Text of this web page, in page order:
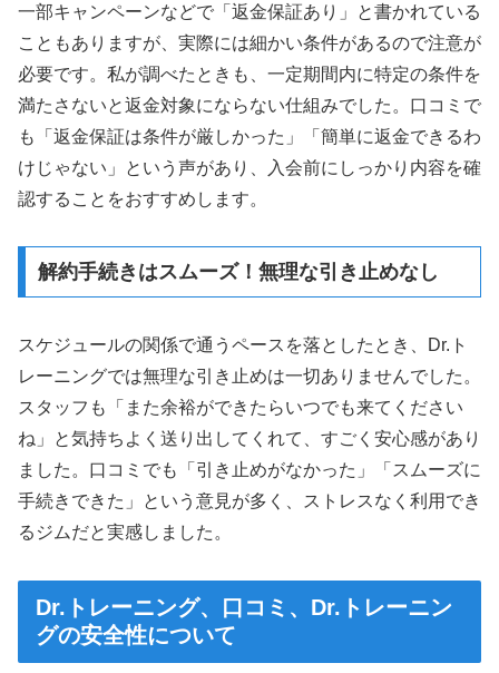
一部キャンペーンなどで「返金保証あり」と書かれている
こともありますが、実際には細かい条件があるので注意が
必要です。私が調べたときも、一定期間内に特定の条件を
満たさないと返金対象にならない仕組みでした。口コミで
も「返金保証は条件が厳しかった」「簡単に返金できるわ
けじゃない」という声があり、入会前にしっかり内容を確
認することをおすすめします。
解約手続きはスムーズ！無理な引き止めなし
スケジュールの関係で通うペースを落としたとき、Dr.ト
レーニングでは無理な引き止めは一切ありませんでした。
スタッフも「また余裕ができたらいつでも来てください
ね」と気持ちよく送り出してくれて、すごく安心感があり
ました。口コミでも「引き止めがなかった」「スムーズに
手続きできた」という意見が多く、ストレスなく利用でき
るジムだと実感しました。
Dr.トレーニング、口コミ、Dr.トレーニン
グの安全性について